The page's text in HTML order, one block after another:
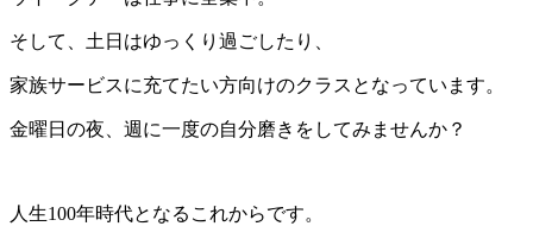
そして、土日はゆっくり過ごしたり、
家族サービスに充てたい方向けのクラスとなっています。
金曜日の夜、週に一度の自分磨きをしてみませんか？
人生100年時代となるこれからです。